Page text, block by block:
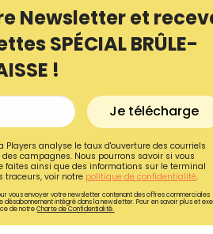
Newsletter et
SPÉCIAL BRÛLE-
!
Je télécharge
analyse le taux d'ouverture des courriels
campagnes. Nous pourrons savoir si vous
faites ainsi que des informations sur le terminal
traceurs, voir notre politique de confidentialité.
vous envoyer votre newsletter contenant des offres commerciales
intégré dans la newsletter. Pour en savoir plus et
de notreCharte de Confidentialité.